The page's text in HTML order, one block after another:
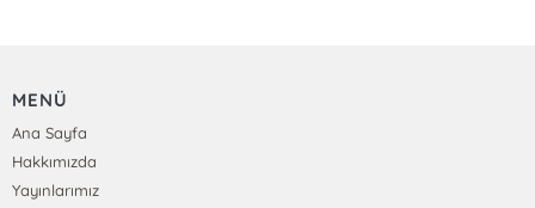
MENÜ
Ana Sayfa
Hakkımızda
Yayınlarımız